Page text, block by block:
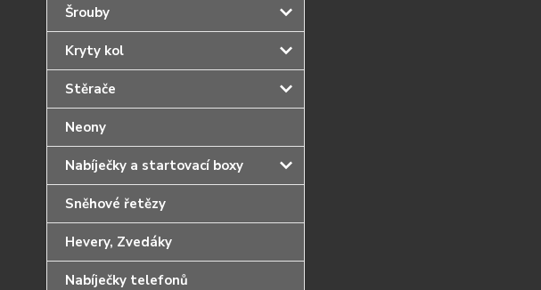
Šrouby
Kryty kol
Stěrače
Neony
Nabíječky a startovací boxy
Sněhové řetězy
Hevery, Zvedáky
Nabíječky telefonů